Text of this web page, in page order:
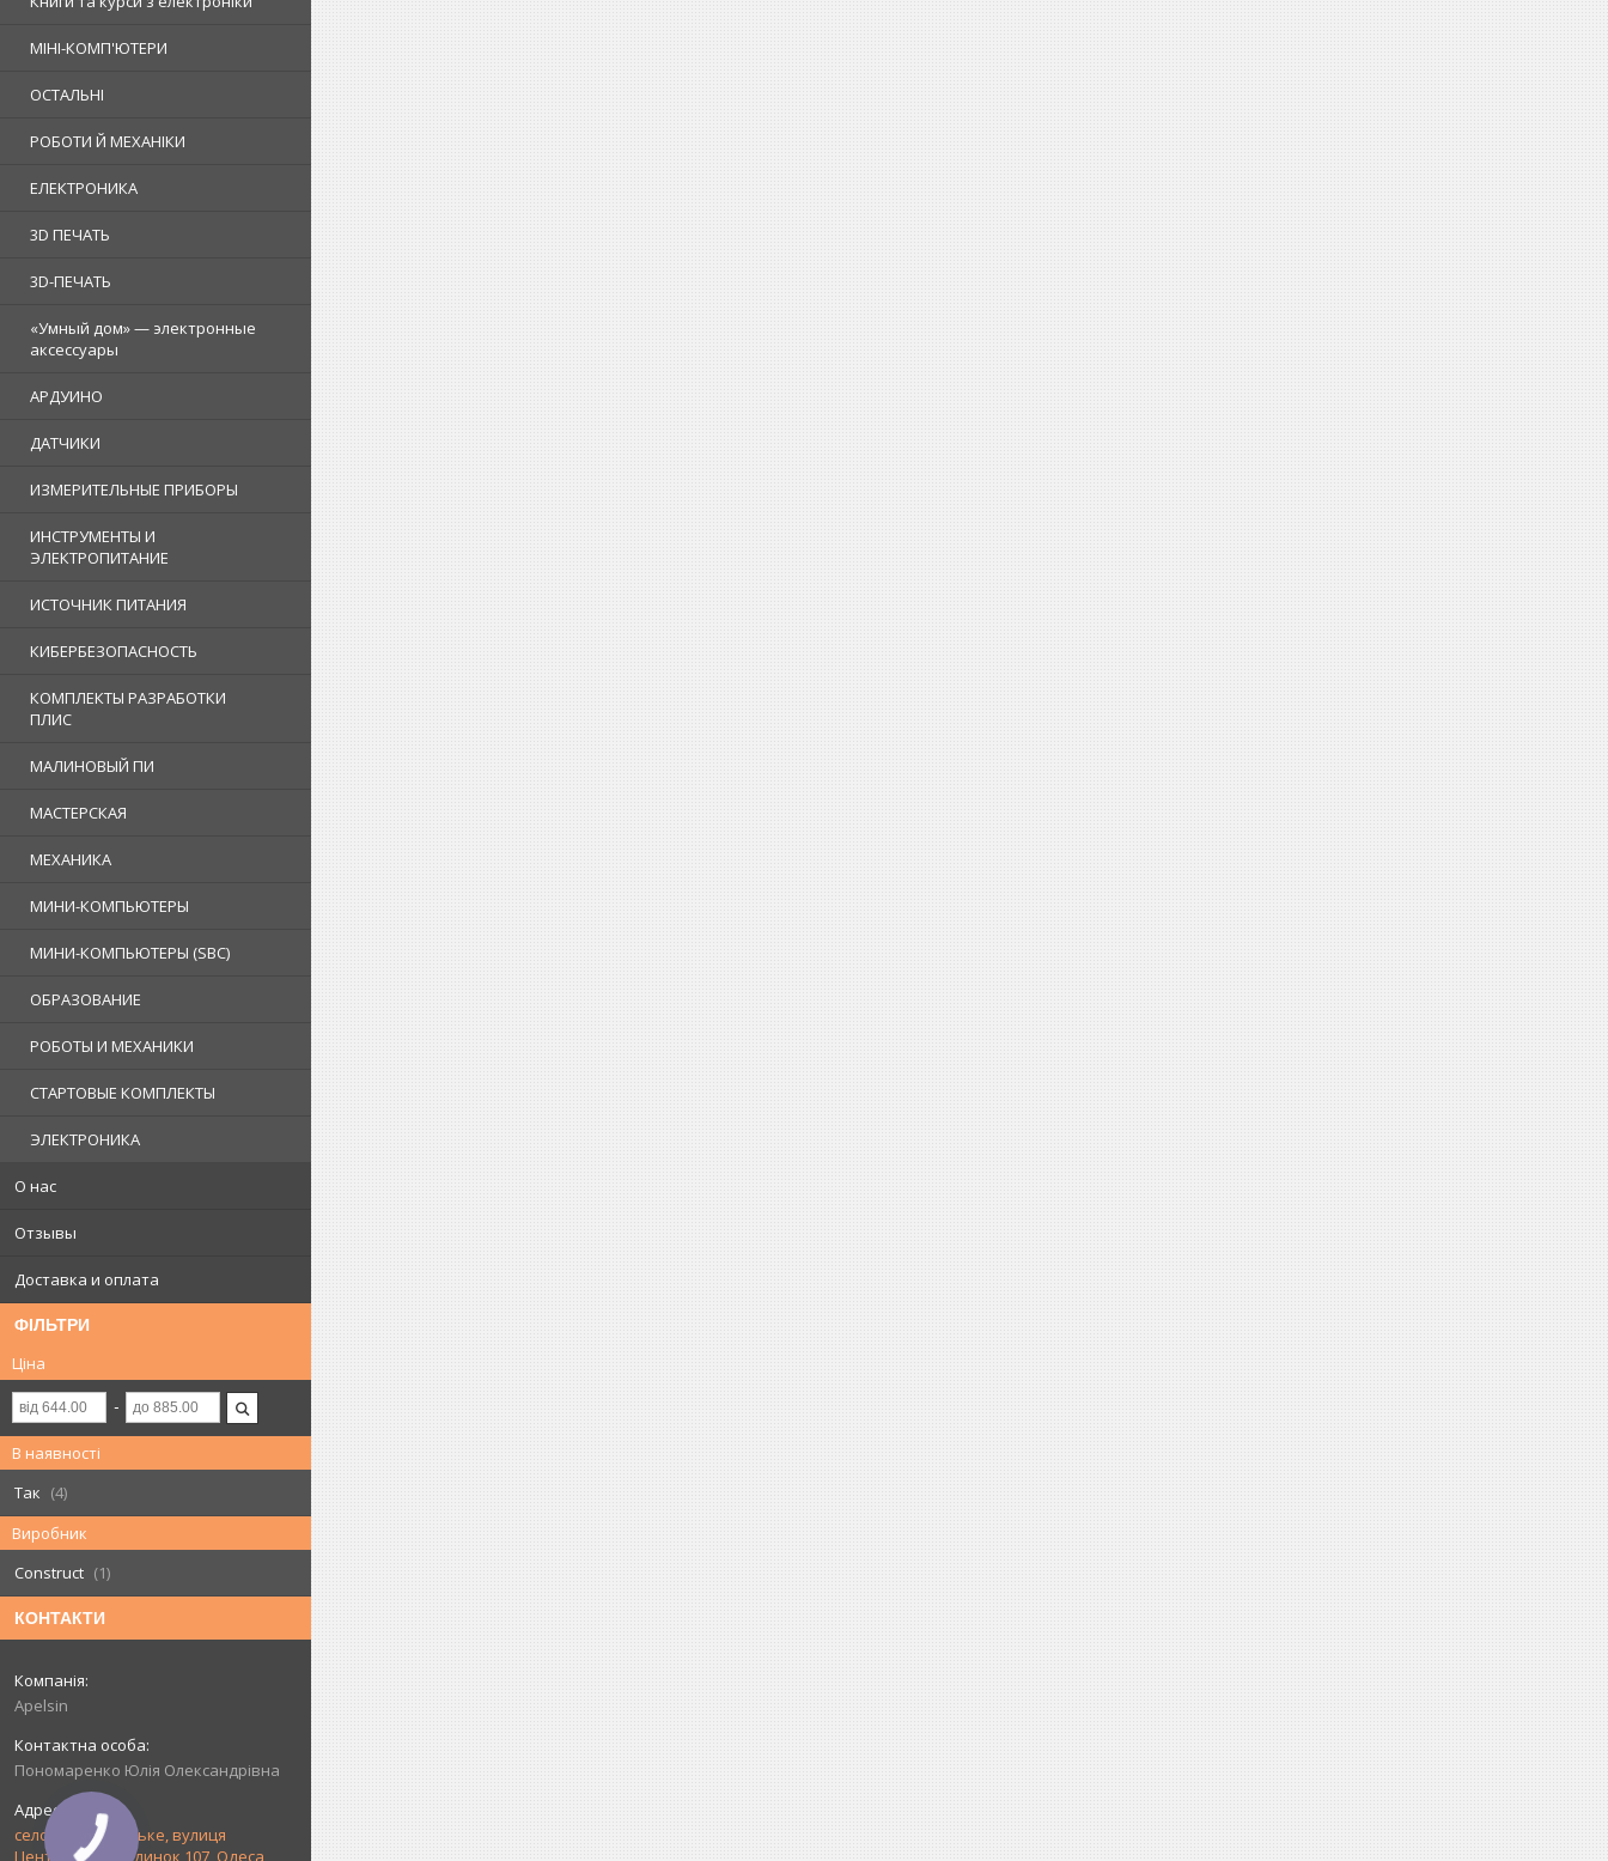
МІНІ-КОМП'ЮТЕРИ
ОСТАЛЬНІ
РОБОТИ Й МЕХАНІКИ
ЕЛЕКТРОНИКА
3D ПЕЧАТЬ
3D-ПЕЧАТЬ
«Умный дом» — электронные
аксессуары
АРДУИНО
ДАТЧИКИ
ИЗМЕРИТЕЛЬНЫЕ ПРИБОРЫ
ИНСТРУМЕНТЫ И
ЭЛЕКТРОПИТАНИЕ
ИСТОЧНИК ПИТАНИЯ
КИБЕРБЕЗОПАСНОСТЬ
КОМПЛЕКТЫ РАЗРАБОТКИ
ПЛИС
МАЛИНОВЫЙ ПИ
МАСТЕРСКАЯ
МЕХАНИКА
МИНИ-КОМПЬЮТЕРЫ
МИНИ-КОМПЬЮТЕРЫ (SBC)
ОБРАЗОВАНИЕ
РОБОТЫ И МЕХАНИКИ
СТАРТОВЫЕ КОМПЛЕКТЫ
ЭЛЕКТРОНИКА
О нас
Отзывы
Доставка и оплата
ФІЛЬТРИ
Ціна
В наявності
Так
4
Виробник
Construct
1
КОНТАКТИ
Apelsin
Пономаренко Юлія Олександрівна
село Прилиманське, вулиця
Центральна, будинок 107, Одеса,